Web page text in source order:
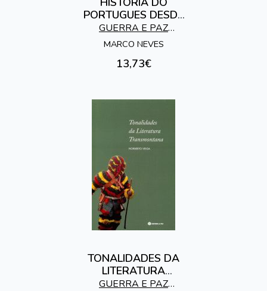
PORTUGUES DESDE
O BIG BANG
GUERRA E PAZ
EDITORES
MARCO NEVES
13,73€
TONALIDADES DA
LITERATURA
TRANSMONTANA
GUERRA E PAZ